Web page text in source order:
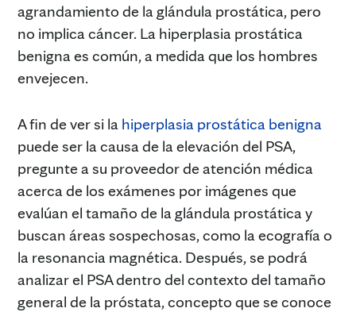
agrandamiento de la glándula prostática, pero
no implica cáncer. La hiperplasia prostática
benigna es común, a medida que los hombres
envejecen.
A fin de ver si la hiperplasia prostática benigna
puede ser la causa de la elevación del PSA,
pregunte a su proveedor de atención médica
acerca de los exámenes por imágenes que
evalúan el tamaño de la glándula prostática y
buscan áreas sospechosas, como la ecografía o
la resonancia magnética. Después, se podrá
analizar el PSA dentro del contexto del tamaño
general de la próstata, concepto que se conoce